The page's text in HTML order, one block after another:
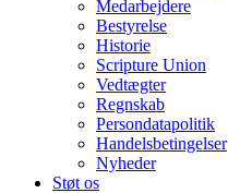
Medarbejdere
Bestyrelse
Historie
Scripture Union
Vedtægter
Regnskab
Persondatapolitik
Handelsbetingelser
Nyheder
Støt os